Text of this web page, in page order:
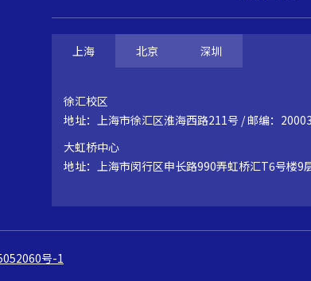
上海 北京 深圳
徐汇校区
地址：上海市徐汇区淮海西路211号 / 邮编：
大虹桥中心
地址：上海市闵行区申长路990弄虹桥汇T6号楼9
号-1